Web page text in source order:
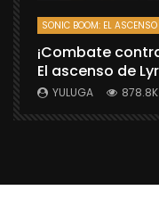
SONIC BOOM: EL ASCENSO
¡Combate
El ascenso de
YULUGA 878.8K